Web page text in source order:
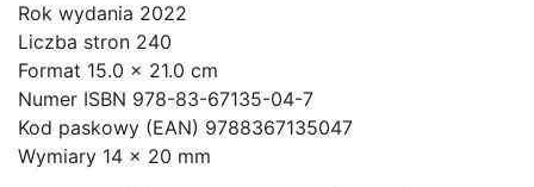
Rok wydania 2022
Liczba stron 240
Format 15.0 x 21.0 cm
Numer ISBN 978-83-67135-04-7
Kod paskowy (EAN) 9788367135047
Wymiary 14 x 20 mm